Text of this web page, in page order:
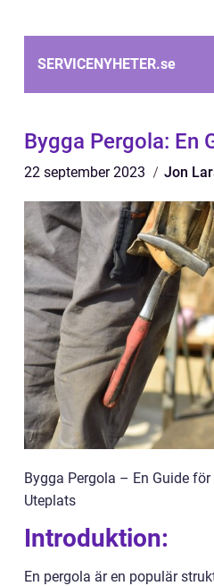
SERVICENYHETER.se
Bygga Pergola: En
22 september 2023 Jon
Bygga Pergola – En Guide
Uteplats
Introduktion:
En pergola är en populär